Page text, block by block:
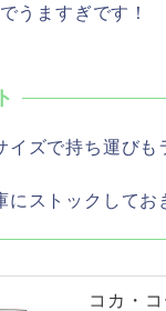
うますぎです！
イズで持ち運びも
にストックしてお
コカ・